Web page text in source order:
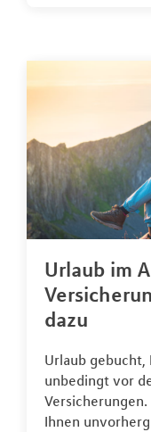
Urlaub im
dazu
Urlaub gebucht,
unbedingt vor
Ihnen